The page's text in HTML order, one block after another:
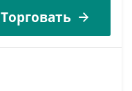
Торговать